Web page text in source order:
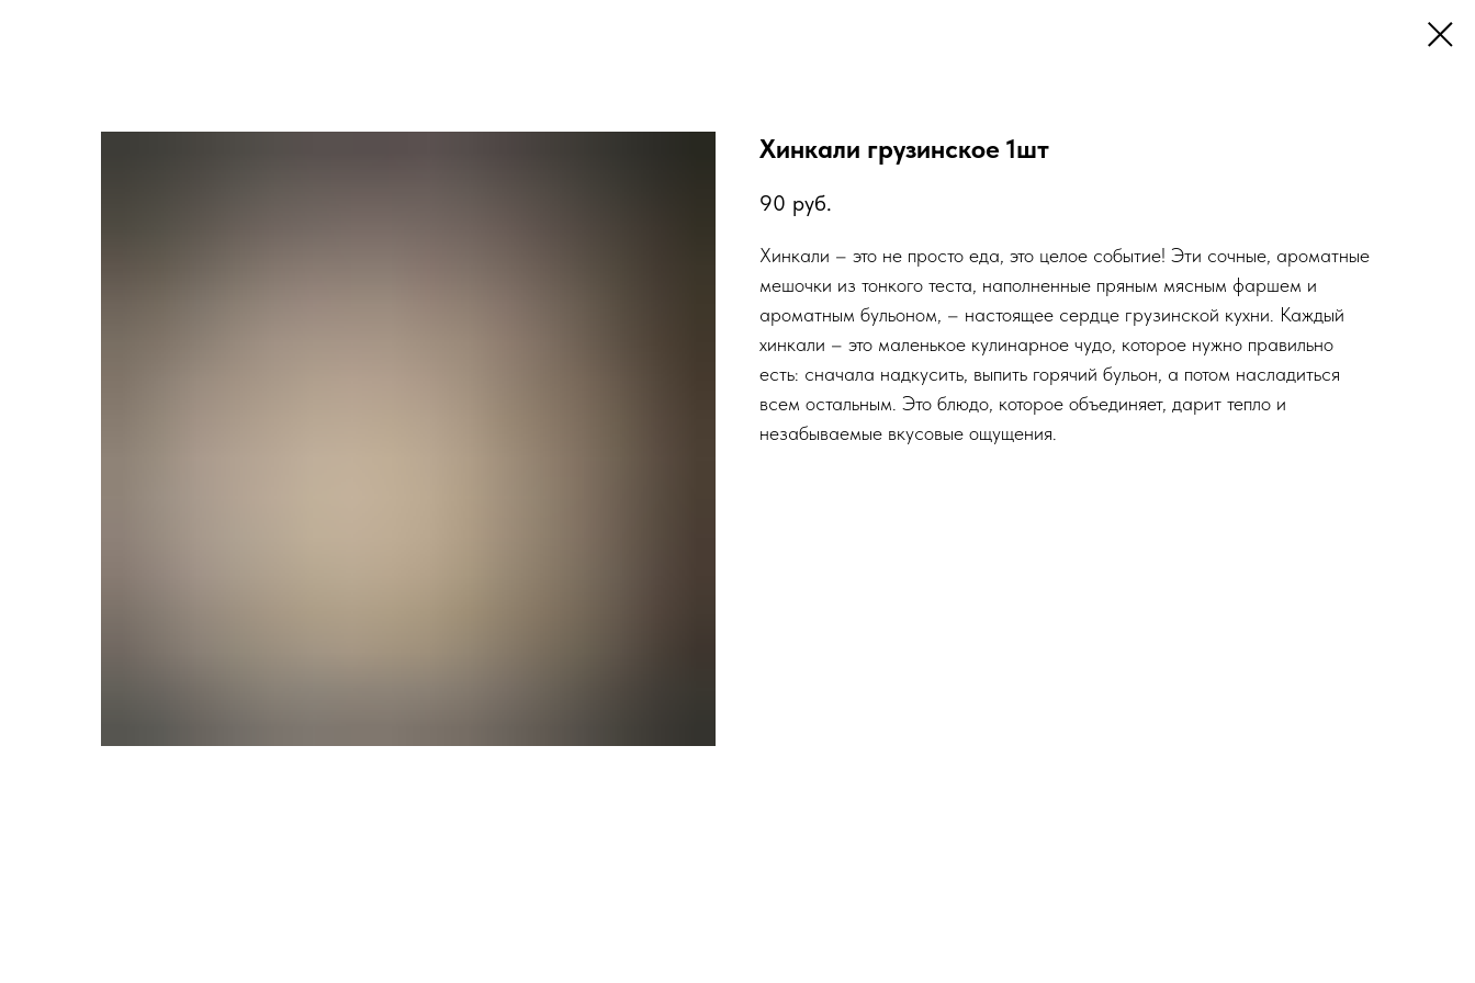
Хинкали грузинское 1шт
90 руб.
Хинкали – это не просто еда, это целое событие! Эти сочные, ароматные
мешочки из тонкого теста, наполненные пряным мясным фаршем и
ароматным бульоном, – настоящее сердце грузинской кухни. Каждый
хинкали – это маленькое кулинарное чудо, которое нужно правильно
есть: сначала надкусить, выпить горячий бульон, а потом насладиться
всем остальным. Это блюдо, которое объединяет, дарит тепло и
незабываемые вкусовые ощущения.